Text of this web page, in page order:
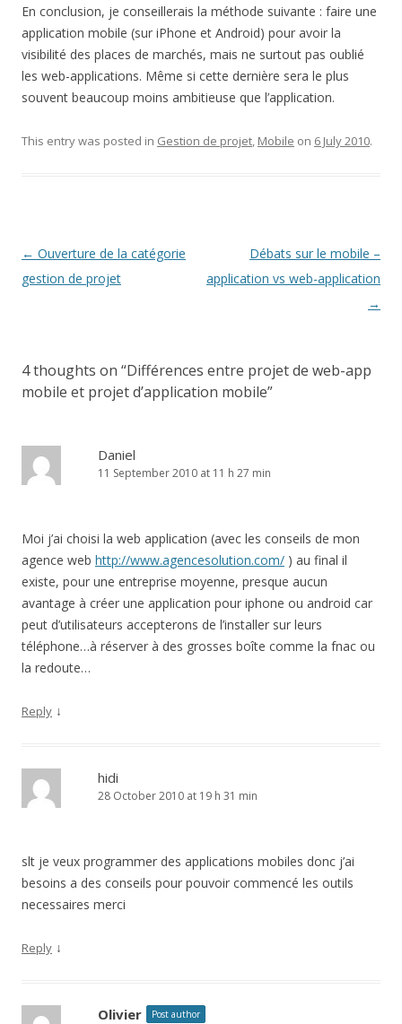
En conclusion, je conseillerais la méthode suivante : faire une
application mobile (sur iPhone et Android) pour avoir la
visibilité des places de marchés, mais ne surtout pas oublié
les web-applications. Même si cette dernière sera le plus
souvent beaucoup moins ambitieuse que l’application.
This entry was posted in Gestion de projet, Mobile on 6 July 2010.
Post
navigation
← Ouverture de la catégorie
gestion de projet
Débats sur le mobile –
application vs web-application
→
4 thoughts on “Différences entre projet de web-app
mobile et projet d’application mobile”
Daniel
11 September 2010 at 11 h 27 min
Moi j’ai choisi la web application (avec les conseils de mon
agence web http://www.agencesolution.com/ ) au final il
existe, pour une entreprise moyenne, presque aucun
avantage à créer une application pour iphone ou android car
peut d’utilisateurs accepterons de l’installer sur leurs
téléphone…à réserver à des grosses boîte comme la fnac ou
la redoute…
Reply ↓
hidi
28 October 2010 at 19 h 31 min
slt je veux programmer des applications mobiles donc j’ai
besoins a des conseils pour pouvoir commencé les outils
necessaires merci
Reply ↓
Olivier Post author